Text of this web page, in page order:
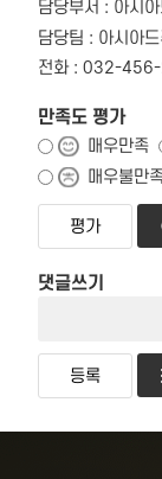
담당부서 : 아시
담당팀 : 아시아
전화 : 032-
만족도 평가
매우만족
매우불만
댓글쓰기